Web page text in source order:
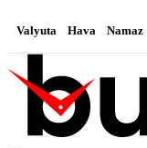
Valyuta Hava Namaz